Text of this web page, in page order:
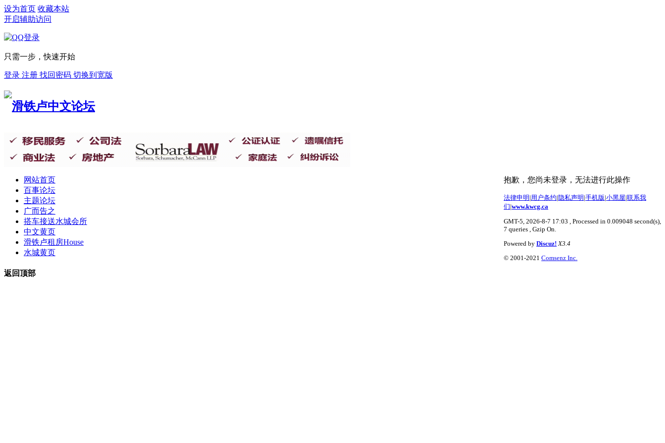
设为首页 收藏本站
开启辅助访问
只需一步，快速开始
登录 注册 找回密码 切换到宽版
网站首页
百事论坛
主题论坛
广而告之
搭车接送水城会所
中文黄页
滑铁卢租房House
水城黄页
抱歉，您尚未登录，无法进行此操作
法律申明 |用户条约|隐私声明 |手机版|小黑屋|联系我
们|www.kwcg.ca
GMT-5, 2026-8-7 17:03 , Processed in 0.009048 second(s),
7 queries , Gzip On.
Powered by Discuz! X3.4
© 2001-2021 Comsenz Inc.
返回顶部